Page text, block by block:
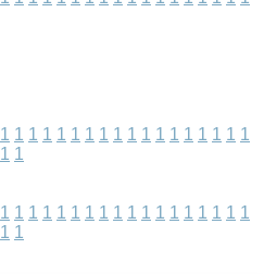
1 1 1 1 1 1 1 1 1 1 1 1 1 1 1 1 1 1
1 1
1 1 1 1 1 1 1 1 1 1 1 1 1 1 1 1 1 1
1 1